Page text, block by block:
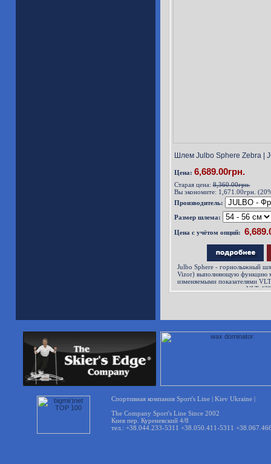
Шлем Julbo Sphere Zebra |
Цена: 6,689.00грн.
Старая цена:8,360.00грн.
Вы экономите: 1,671.00грн.
Производитель:
Размер шлема:
Цена с учётом опций:
Julbo Sphere - горнолыжный
Vizor) выполняющую функцию
изменяемыми показателями
освещения в диапазоне VLT
Спортивная компания Sport's Line | Kiev Ukraine |
The Company Sport's Line Since 2002
Киев пер. Куреневский 4/8
тел.: +38.044.233-5311 +38.050.411-5311